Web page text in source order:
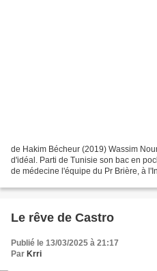
de Hakim Bécheur (2019) Wassim
d'idéal. Parti de Tunisie son bac en
de médecine l'équipe du Pr Brière, à
Le rêve de Castro
Publié le 13/03/2025 à 21:17
Par Krri